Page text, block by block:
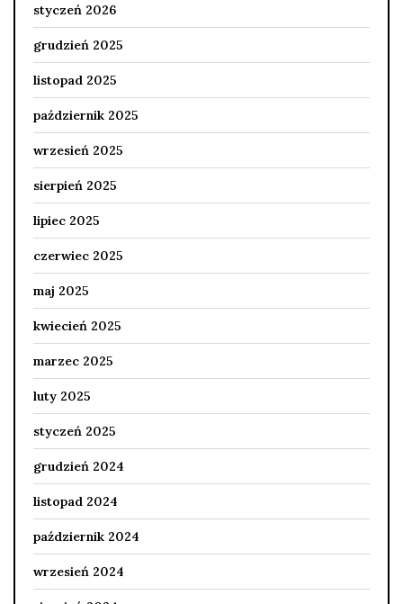
styczeń 2026
grudzień 2025
listopad 2025
październik 2025
wrzesień 2025
sierpień 2025
lipiec 2025
czerwiec 2025
maj 2025
kwiecień 2025
marzec 2025
luty 2025
styczeń 2025
grudzień 2024
listopad 2024
październik 2024
wrzesień 2024